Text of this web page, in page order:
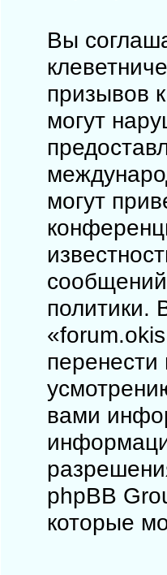
Вы
призывов
могут
могут
политики.
вами
phpBB
которые